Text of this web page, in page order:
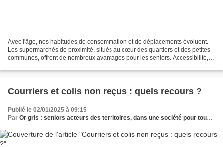
Avec l'âge, nos habitudes de consommation et de déplacements évoluent.
Les supermarchés de proximité, situés au cœur des quartiers et des petites
communes, offrent de nombreux avantages pour les seniors. Accessibilité,
Courriers et colis non reçus : quels recours ?
Publié le 02/01/2025 à 09:15
Par Or gris : seniors acteurs des territoires, dans une société pour tous les âges